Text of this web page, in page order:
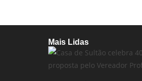
Mais Lidas